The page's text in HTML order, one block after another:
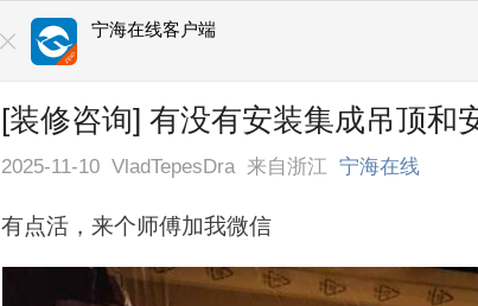
宁海在线客户端
[装修咨询] 有没有安装集成吊顶和
2025-11-10 VladTepesDra 来自浙江 宁海在线
有点活，来个师傅加我微信